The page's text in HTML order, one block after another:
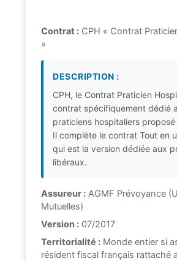
Contrat : CPH « Contrat
»
DESCRIPTION :
CPH, le Contrat Praticien
contrat spécifiquement dédié
praticiens hospitaliers proposé
Il complète le contrat Tout en
qui est la version dédiée aux
libéraux.
Assureur : AGMF Prévoyance
Mutuelles)
Version : 07/2017
Territorialité : Monde entier si
résident fiscal français rattaché